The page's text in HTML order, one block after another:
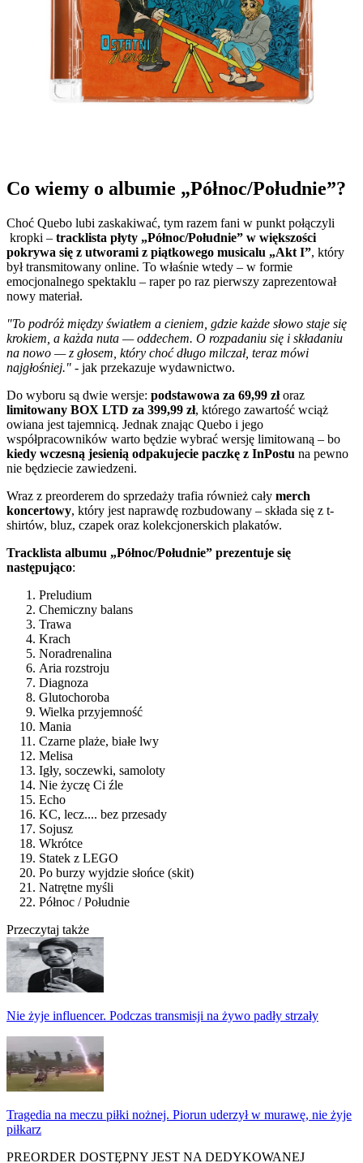
Co wiemy o albumie „Północ/Południe”?
Choć Quebo lubi zaskakiwać, tym razem fani w punkt połączyli
kropki – tracklista płyty „Północ/Południe” w większości
pokrywa się z utworami z piątkowego musicalu „Akt I”, który
był transmitowany online. To właśnie wtedy – w formie
emocjonalnego spektaklu – raper po raz pierwszy zaprezentował
nowy materiał.
"To podróż między światłem a cieniem, gdzie każde słowo staje się
krokiem, a każda nuta — oddechem. O rozpadaniu się i składaniu
na nowo — z głosem, który choć długo milczał, teraz mówi
najgłośniej." - jak przekazuje wydawnictwo.
Do wyboru są dwie wersje: podstawowa za 69,99 złoraz
limitowany BOX LTD za 399,99 zł, którego zawartość wciąż
owiana jest tajemnicą. Jednak znając Quebo i jego
współpracowników warto będzie wybrać wersję limitowaną – bo
kiedy wczesną jesienią odpakujecie paczkę z InPostu na pewno
nie będziecie zawiedzeni.
Wraz z preorderem do sprzedaży trafia również cały merch
koncertowy, który jest naprawdę rozbudowany – składa się z t-
shirtów, bluz, czapek oraz kolekcjonerskich plakatów.
Tracklista albumu „Północ/Południe” prezentuje się
następująco:
Preludium
Chemiczny balans
Trawa
Krach
Noradrenalina
Aria rozstroju
Diagnoza
Glutochoroba
Wielka przyjemność
Mania
Czarne plaże, białe lwy
Melisa
Igły, soczewki, samoloty
Nie życzę Ci źle
Echo
KC, lecz.... bez przesady
Sojusz
Wkrótce
Statek z LEGO
Po burzy wyjdzie słońce (skit)
Natrętne myśli
Północ / Południe
Przeczytaj także
Nie żyje influencer. Podczas transmisji na żywo padły strzały
Tragedia na meczu piłki nożnej. Piorun uderzył w murawę, nie żyje
piłkarz
PREORDER DOSTĘPNY JEST NA DEDYKOWANEJ